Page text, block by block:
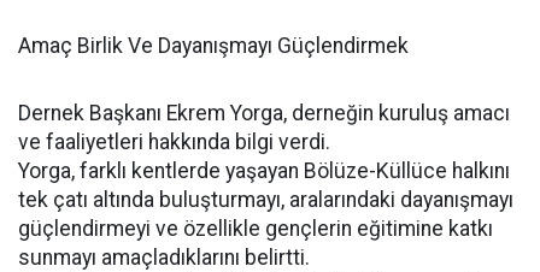
Amaç Birlik Ve Dayanışmayı Güçlendirmek
Dernek Başkanı Ekrem Yorga, derneğin kuruluş amacı
ve faaliyetleri hakkında bilgi verdi.
Yorga, farklı kentlerde yaşayan Bölüze-Küllüce halkını
tek çatı altında buluşturmayı, aralarındaki dayanışmayı
güçlendirmeyi ve özellikle gençlerin eğitimine katkı
sunmayı amaçladıklarını belirtti.